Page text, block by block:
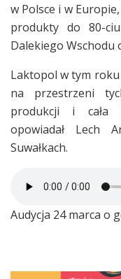
w Polsce i w
produkty do 80-
Dalekiego Wschodu
Laktopol w tym roku
na przestrzeni
produkcji i cała
opowiadał Lech
Suwałkach.
Audycja 24 marca o